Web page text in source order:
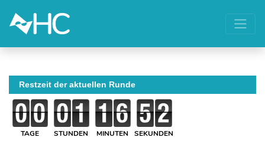
Restzeit der aktuellen Runde
TAGE STUNDEN MINUTEN SEKUNDEN